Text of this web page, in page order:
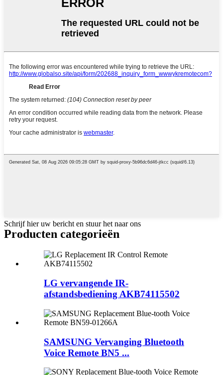
Schrijf hier uw bericht en stuur het naar ons
Producten categorieën
LG vervangende IR-
afstandsbediening AKB74115502
SAMSUNG Vervanging Bluetooth
Voice Remote BN5 ...